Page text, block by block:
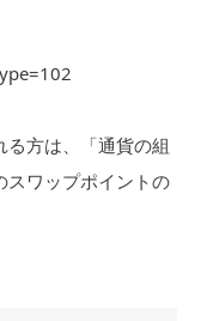
る方は、「通貨の組
スワップポイントの